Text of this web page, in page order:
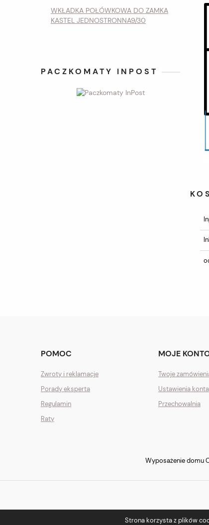
Strona korzysta z plików
WKŁADKA POŁÓWKOWA DO ZAMKA
KASTEL JEDNOSTRONNA9/30
PACZKOMATY INPOST
POMOC
Zwroty i reklamacje
Porady eksperta
Regulamin
Raty
MOJE
Twoje
Ustawienia konta
Przechowalnia
Wyposażenie domu